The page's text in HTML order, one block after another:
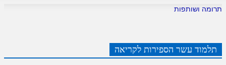
תרומה ושותפות
תלמוד עשר הספירות לקריאה